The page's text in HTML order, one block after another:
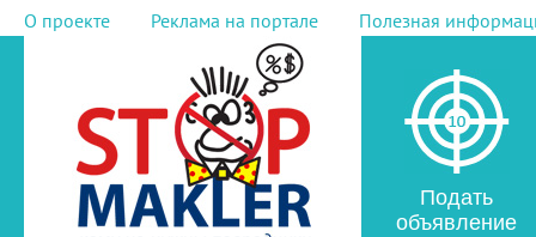
О проекте Реклама на портале Полезная
Подать
объявление